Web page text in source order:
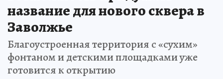
название для нового сквера в
Заволжье
Благоустроенная территория с «сухим»
фонтаном и детскими площадками уже
готовится к открытию